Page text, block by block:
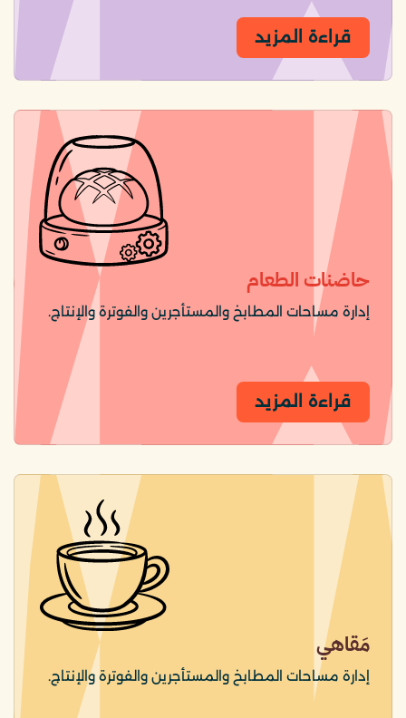
قراءة المزيد
حاضنات الطعام
إدارة مساحات المطابخ والمستأجرين والفوترة والإنتاج.
قراءة المزيد
مَقاهي
إدارة مساحات المطابخ والمستأجرين والفوترة والإنتاج.